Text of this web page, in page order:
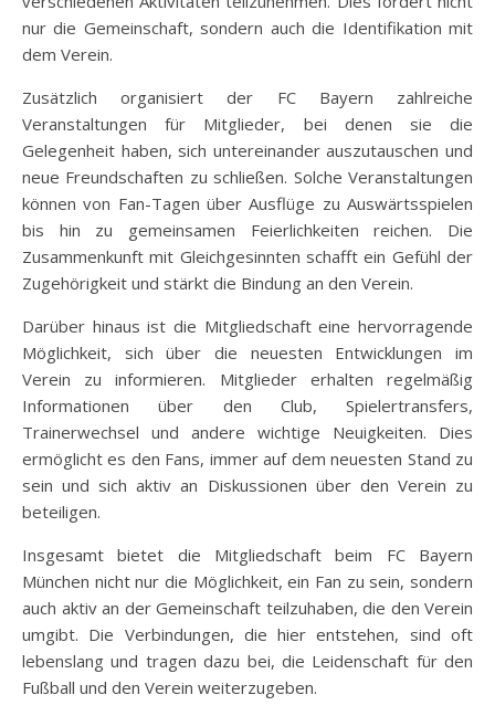
nur die Gemeinschaft, sondern auch die Identifikation mit
dem Verein.
Zusätzlich organisiert der FC Bayern zahlreiche
Veranstaltungen für Mitglieder, bei denen sie die
Gelegenheit haben, sich untereinander auszutauschen und
neue Freundschaften zu schließen. Solche Veranstaltungen
können von Fan-Tagen über Ausflüge zu Auswärtsspielen
bis hin zu gemeinsamen Feierlichkeiten reichen. Die
Zusammenkunft mit Gleichgesinnten schafft ein Gefühl der
Zugehörigkeit und stärkt die Bindung an den Verein.
Darüber hinaus ist die Mitgliedschaft eine hervorragende
Möglichkeit, sich über die neuesten Entwicklungen im
Verein zu informieren. Mitglieder erhalten regelmäßig
Informationen über den Club, Spielertransfers,
Trainerwechsel und andere wichtige Neuigkeiten. Dies
ermöglicht es den Fans, immer auf dem neuesten Stand zu
sein und sich aktiv an Diskussionen über den Verein zu
beteiligen.
Insgesamt bietet die Mitgliedschaft beim FC Bayern
München nicht nur die Möglichkeit, ein Fan zu sein, sondern
auch aktiv an der Gemeinschaft teilzuhaben, die den Verein
umgibt. Die Verbindungen, die hier entstehen, sind oft
lebenslang und tragen dazu bei, die Leidenschaft für den
Fußball und den Verein weiterzugeben.